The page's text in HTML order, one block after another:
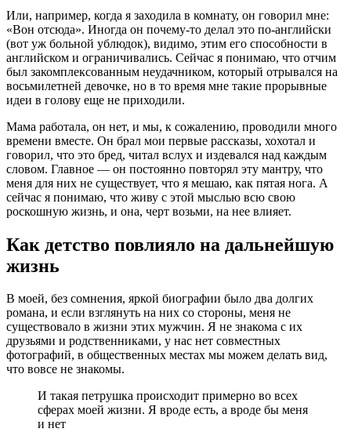
Или, например, когда я заходила в комнату, он говорил мне:
«Вон отсюда». Иногда он почему-то делал это по-английски
(вот уж больной ублюдок), видимо, этим его способности в
английском и ограничивались. Сейчас я понимаю, что отчим
был закомплексованным неудачником, который отрывался на
восьмилетней девочке, но в то время мне такие прорывные
идеи в голову еще не приходили.
Мама работала, он нет, и мы, к сожалению, проводили много
времени вместе. Он брал мои первые рассказы, хохотал и
говорил, что это бред, читал вслух и издевался над каждым
словом. Главное — он постоянно повторял эту мантру, что
меня для них не существует, что я мешаю, как пятая нога. А
сейчас я понимаю, что живу с этой мыслью всю свою
роскошную жизнь, и она, черт возьми, на нее влияет.
Как детство повлияло на дальнейшую
жизнь
В моей, без сомнения, яркой биографии было два долгих
романа, и если взглянуть на них со стороны, меня не
существовало в жизни этих мужчин. Я не знакома с их
друзьями и родственниками, у нас нет совместных
фотографий, в общественных местах мы можем делать вид,
что вовсе не знакомы.
И такая петрушка происходит примерно во всех
сферах моей жизни. Я вроде есть, а вроде бы меня
и нет